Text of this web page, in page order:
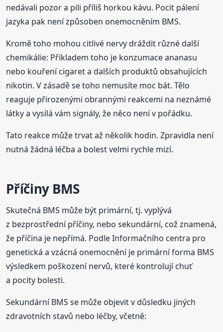
nedávali pozor a pili příliš horkou kávu. Pocit pálení
jazyka pak není způsoben onemocněním BMS.
Kromě toho mohou citlivé nervy dráždit různé další
chemikálie: Příkladem toho je konzumace ananasu
nebo kouření cigaret a dalších produktů obsahujících
nikotin. V zásadě se toho nemusíte moc bát. Tělo
reaguje přirozenými obrannými reakcemi na neznámé
látky a vysílá vám signály, že něco není v pořádku.
Tato reakce může trvat až několik hodin. Zpravidla není
nutná žádná léčba a bolest velmi rychle mizí.
Příčiny BMS
Skutečná BMS může být primární, tj. vyplývá
z bezprostřední příčiny, nebo sekundární, což znamená,
že příčina je nepřímá. Podle Informačního centra pro
genetická a vzácná onemocnění je primární forma BMS
výsledkem poškození nervů, které kontrolují chuť
a pocity bolesti.
Sekundární BMS se může objevit v důsledku jiných
zdravotních stavů nebo léčby, včetně: